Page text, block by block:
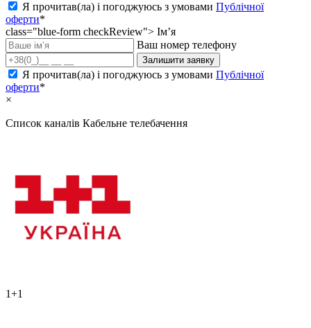
Я прочитав(ла) і погоджуюсь з умовами Публічної
оферти*
class="blue-form checkReview"> Ім’я
Ваш номер телефону
Залишити заявку
Я прочитав(ла) і погоджуюсь з умовами Публічної
оферти*
×
Список каналів Кабельне телебачення
1+1